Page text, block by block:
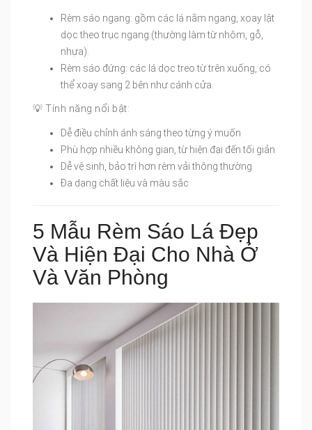
Rèm sáo ngang: gồm các lá nằm ngang, xoay lật
dọc theo trục ngang (thường làm từ nhôm, gỗ,
nhựa).
Rèm sáo đứng: các lá dọc treo từ trên xuống, có
thể xoay sang 2 bên như cánh cửa.
💡 Tính năng nổi bật:
Dễ điều chỉnh ánh sáng theo từng ý muốn
Phù hợp nhiều không gian, từ hiện đại đến tối giản
Dễ vệ sinh, bảo trì hơn rèm vải thông thường
Đa dạng chất liệu và màu sắc
5 Mẫu Rèm Sáo Lá Đẹp
Và Hiện Đại Cho Nhà Ở
Và Văn Phòng